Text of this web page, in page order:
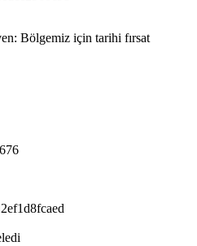
Bölgemiz için tarihi fırsat